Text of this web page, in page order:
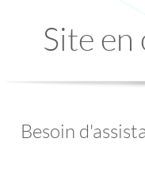
Site
Besoin